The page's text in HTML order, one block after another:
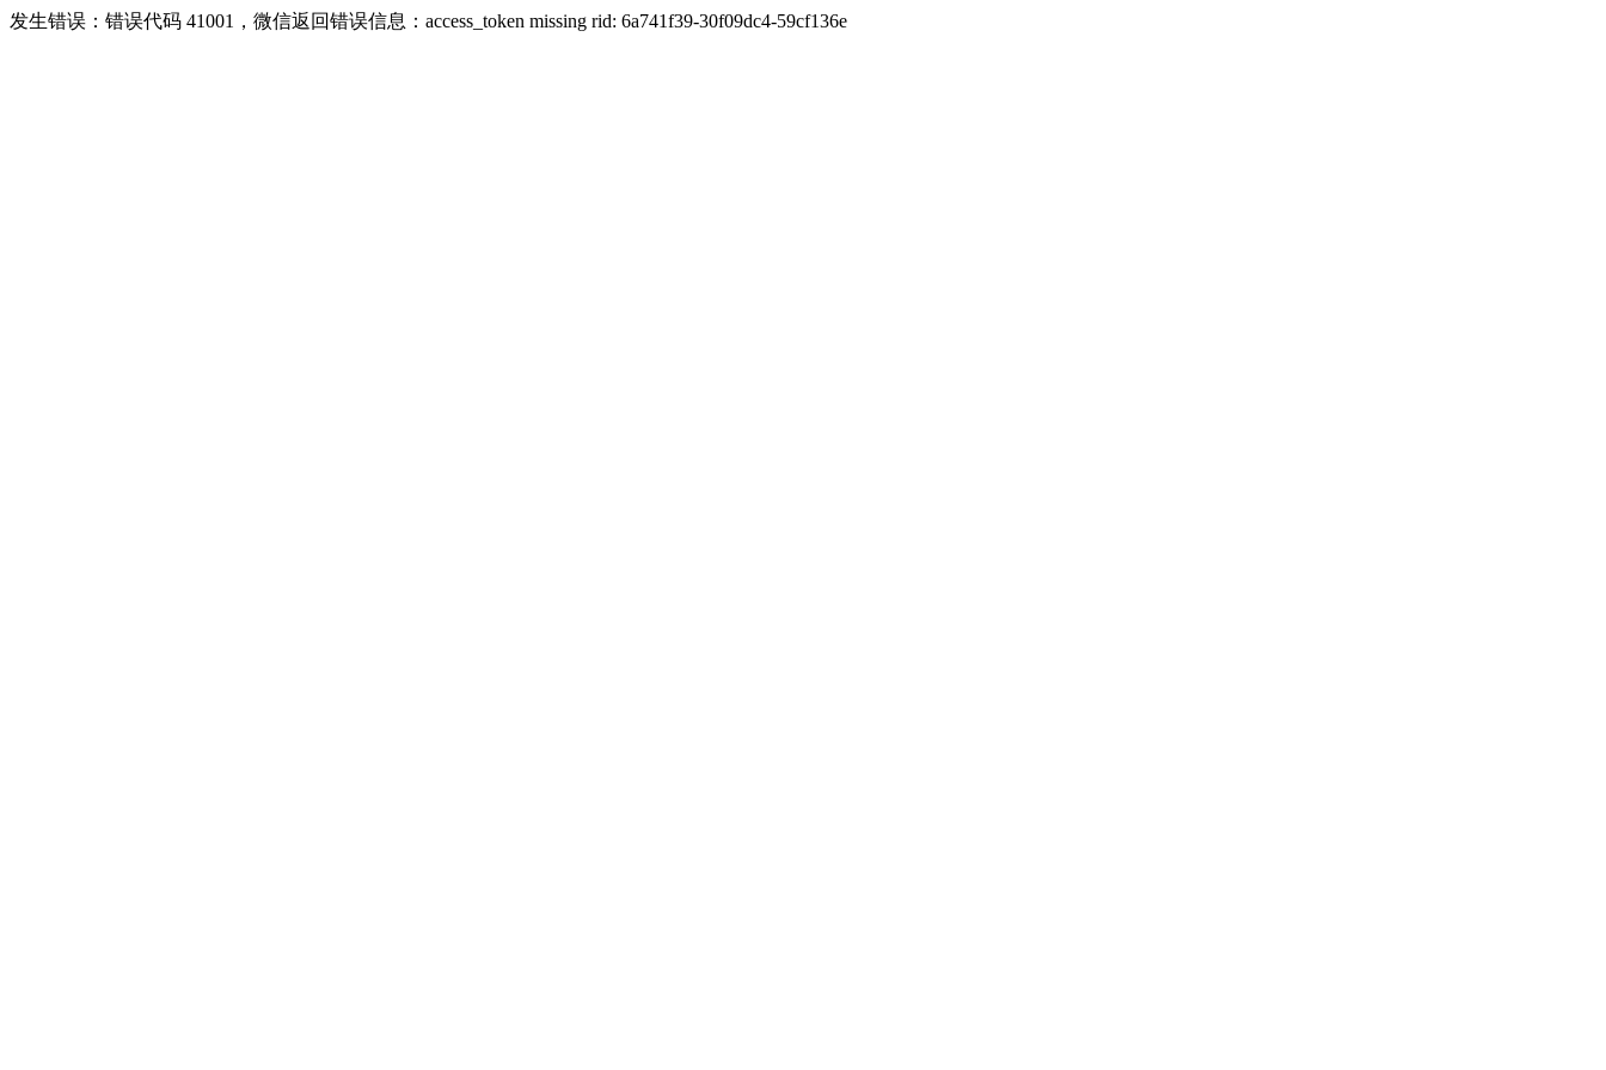
发生错误：错误代码 41001，微信返回错误信息：access_token missing rid: 6a741f39-30f09dc4-59cf136e